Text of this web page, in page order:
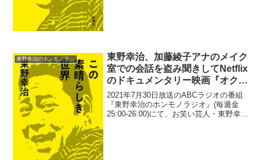
東野幸治、加藤綾子アナのメイク
室での会話を盗み聞きしてNetflix
のドキュメンタリー映画『オクト
パスの神秘 海の賢者は語る』を
紹介「めちゃめちゃオモロかっ
た」
2021年7月30日放送のABCラジオの番組
『東野幸治のホンモノラジオ』(毎週金
25:00-26:00)にて、お笑い芸人・東野幸治